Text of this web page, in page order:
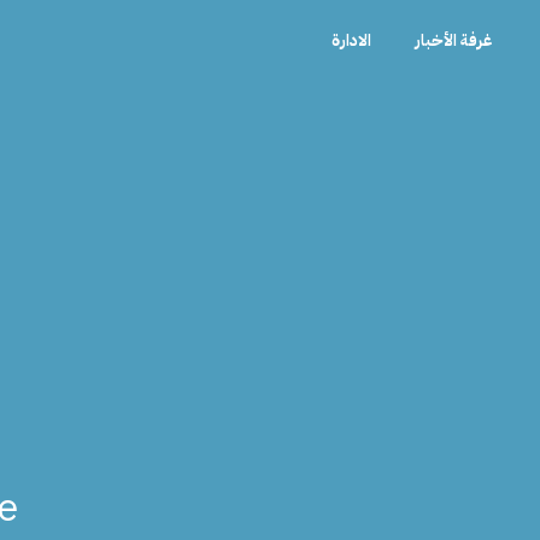
الادارة غرفة الأخبار